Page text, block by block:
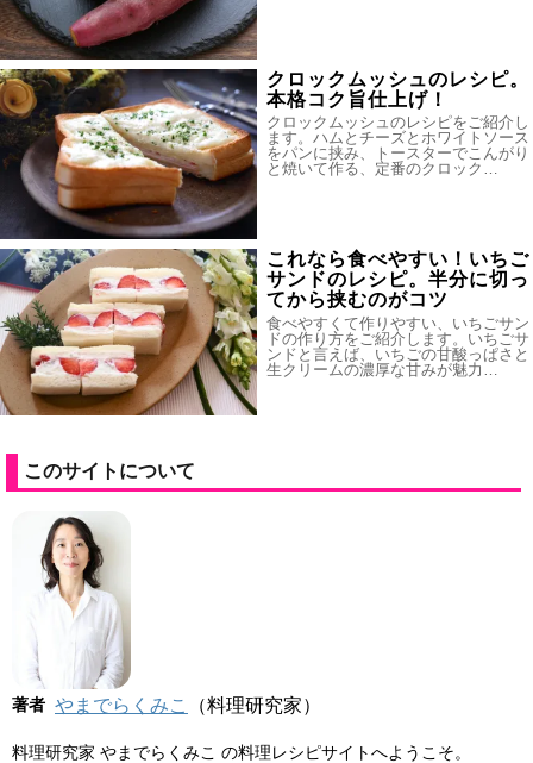
クロックムッシュのレシピ。
本格コク旨仕上げ！
クロックムッシュのレシピをご紹介し
ます。ハムとチーズとホワイトソース
をパンに挟み、トースターでこんがり
と焼いて作る、定番のクロック…
これなら食べやすい！いちご
サンドのレシピ。半分に切っ
てから挟むのがコツ
食べやすくて作りやすい、いちごサン
ドの作り方をご紹介します。いちごサ
ンドと言えば、いちごの甘酸っぱさと
生クリームの濃厚な甘みが魅力…
このサイトについて
著者 やまでらくみこ （料理研究家）
料理研究家 やまでらくみこ の料理レシピサイトへようこそ。